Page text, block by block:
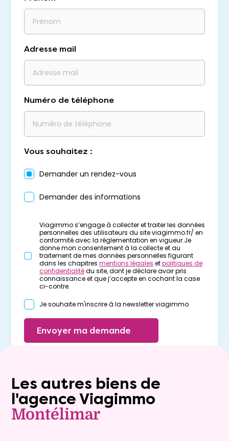
Adresse mail
Numéro de téléphone
Vous souhaitez :
Demander un rendez-vous
Demander des informations
Viagimmo s’engage à collecter et traiter les données
personnelles des utilisateurs du site viagimmo.fr/ en
conformité avec la réglementation en vigueur.Je
donne mon consentement à la collecte et au
traitement de mes données personnelles figurant
dans les chapitres mentions légales etpolitiques de
confidentialitédu site, dont je déclare avoir pris
connaissance et que j’accepte en cochant la case
ci-contre.
Je souhaite m'inscrire à la newsletter viagimmo
Envoyer ma demande
Les autres biens de
l'agence Viagimmo
Montélimar